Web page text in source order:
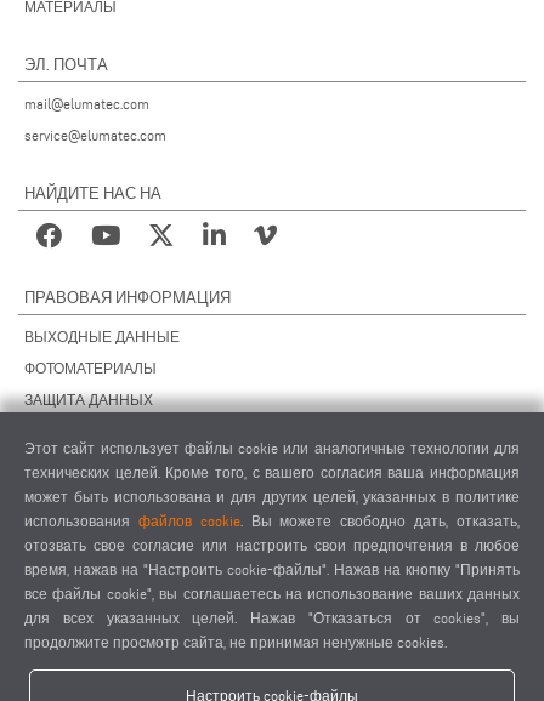
МАТЕРИАЛЫ
ЭЛ. ПОЧТА
mail@elumatec.com
service@elumatec.com
НАЙДИТЕ НАС НА
ПРАВОВАЯ ИНФОРМАЦИЯ
ВЫХОДНЫЕ ДАННЫЕ
ФОТОМАТЕРИАЛЫ
ЗАЩИТА ДАННЫХ
ОБЩИЕ УСЛОВИЯ СДЕЛОК
ОБЩИЕ УСЛОВИЯ ПРОДАЖИ
НАСТРОЙКИ COOKIES
КОДЕКС ПОВЕДЕНИЯ ПОСТАВЩИКОВ
Этот сайт использует файлы cookie или аналогичные технологии для
технических целей. Кроме того, с вашего согласия ваша информация
может быть использована и для других целей, указанных в политике
использования файлов cookie. Вы можете свободно дать, отказать,
отозвать свое согласие или настроить свои предпочтения в любое
время, нажав на "Настроить cookie-файлы". Нажав на кнопку "Принять
все файлы cookie", вы соглашаетесь на использование ваших данных
для всех указанных целей. Нажав "Отказаться от cookies", вы
продолжите просмотр сайта, не принимая ненужные cookies.
Настроить cookie-файлы